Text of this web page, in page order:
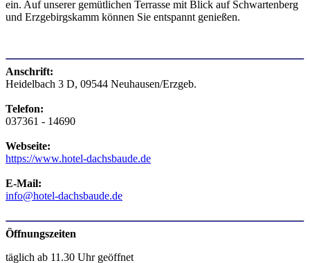
ein. Auf unserer gemütlichen Terrasse mit Blick auf Schwartenberg
und Erzgebirgskamm können Sie entspannt genießen.
Anschrift:
Heidelbach 3 D, 09544 Neuhausen/Erzgeb.
Telefon:
037361 - 14690
Webseite:
https://www.hotel-dachsbaude.de
E-Mail:
info@hotel-dachsbaude.de
Öffnungszeiten
täglich ab 11.30 Uhr geöffnet